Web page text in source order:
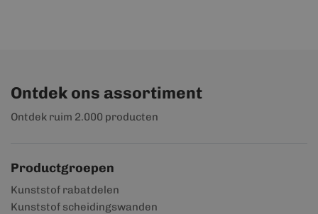
Ontdek ons assortiment
Ontdek ruim 2.000 producten
Productgroepen
Kunststof rabatdelen
Kunststof scheidingswanden